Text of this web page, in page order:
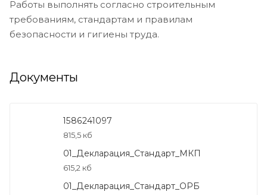
Работы выполнять согласно строительным
требованиям, стандартам и правилам
безопасности и гигиены труда.
Документы
1586241097
815,5 кб
01_Декларация_Стандарт_МКП
615,2 кб
01_Декларация_Стандарт_ОРБ